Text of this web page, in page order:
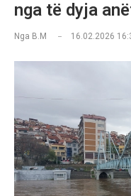
nga të dyja
Nga B.M 16.02.2026